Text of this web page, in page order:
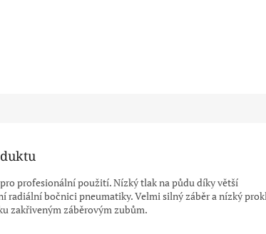
profesionální použití. Nízký tlak na půdu díky větší
radiální bočnici pneumatiky. Velmi silný záběr a nízký
zakřiveným záběrovým zubům.